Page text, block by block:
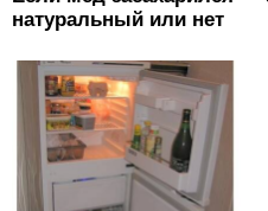
натуральный или нет